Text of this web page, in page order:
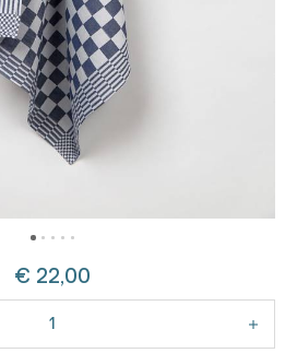
€ 22,00